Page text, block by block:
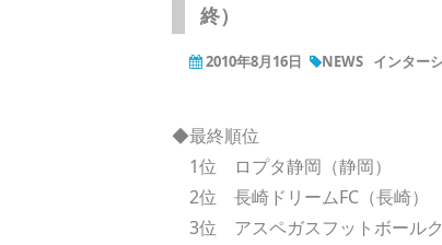
終）
2010年8月16日 NEWS インター
◆最終順位
1位 ロプタ静岡（静岡）
2位 長崎ドリームFC（長崎）
3位 アスペガスフットボールク